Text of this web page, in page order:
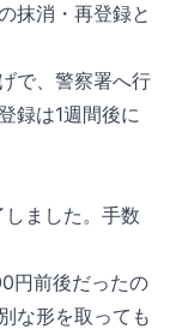
抹消・再登録と
で、警察署へ行
録は1週間後に
ました。手数
円前後だったの
な形を取っても